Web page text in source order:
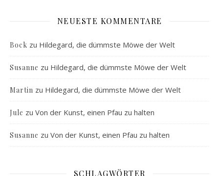
NEUESTE KOMMENTARE
Bock zu Hildegard, die dümmste Möwe der Welt
Susanne zu Hildegard, die dümmste Möwe der Welt
Martin zu Hildegard, die dümmste Möwe der Welt
Jule zu Von der Kunst, einen Pfau zu halten
Susanne zu Von der Kunst, einen Pfau zu halten
SCHLAGWÖRTER